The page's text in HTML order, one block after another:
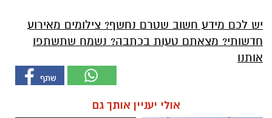
יש לכם מידע חשוב שטרם נחשף? צילומים מאירוע
חדשותי? מצאתם טעות בכתבה? נשמח שתשתפו
אותנו
אולי יעניין אותך גם